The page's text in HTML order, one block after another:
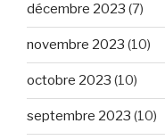
décembre 2023 (7)
novembre 2023 (10)
octobre 2023 (10)
septembre 2023 (10)